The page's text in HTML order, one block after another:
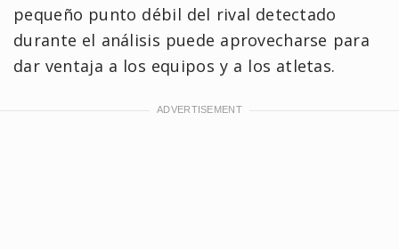
pequeño punto débil del rival detectado
durante el análisis puede aprovecharse para
dar ventaja a los equipos y a los atletas.